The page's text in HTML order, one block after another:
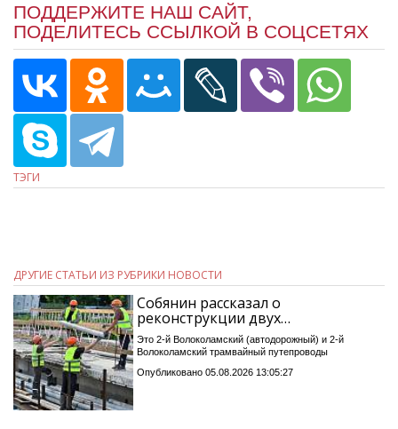
ПОДДЕРЖИТЕ НАШ САЙТ,
ПОДЕЛИТЕСЬ ССЫЛКОЙ В СОЦСЕТЯХ
ТЭГИ
ДРУГИЕ СТАТЬИ ИЗ РУБРИКИ НОВОСТИ
Собянин рассказал о
реконструкции двух…
Это 2-й Волоколамский (автодорожный) и 2-й
Волоколамский трамвайный путепроводы
Опубликовано 05.08.2026 13:05:27